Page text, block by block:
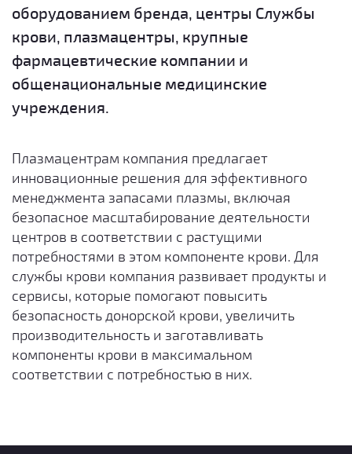
оборудованием бренда, центры Службы
крови, плазмацентры, крупные
фармацевтические компании и
общенациональные медицинские
учреждения.
Плазмацентрам компания предлагает
инновационные решения для эффективного
менеджмента запасами плазмы, включая
безопасное масштабирование деятельности
центров в соответствии с растущими
потребностями в этом компоненте крови. Для
службы крови компания развивает продукты и
сервисы, которые помогают повысить
безопасность донорской крови, увеличить
производительность и заготавливать
компоненты крови в максимальном
соответствии с потребностью в них.